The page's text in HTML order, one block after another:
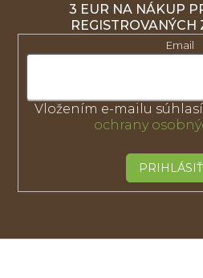
3 EUR NA NÁKUP
Email
Vložením e-mailu
ochrany